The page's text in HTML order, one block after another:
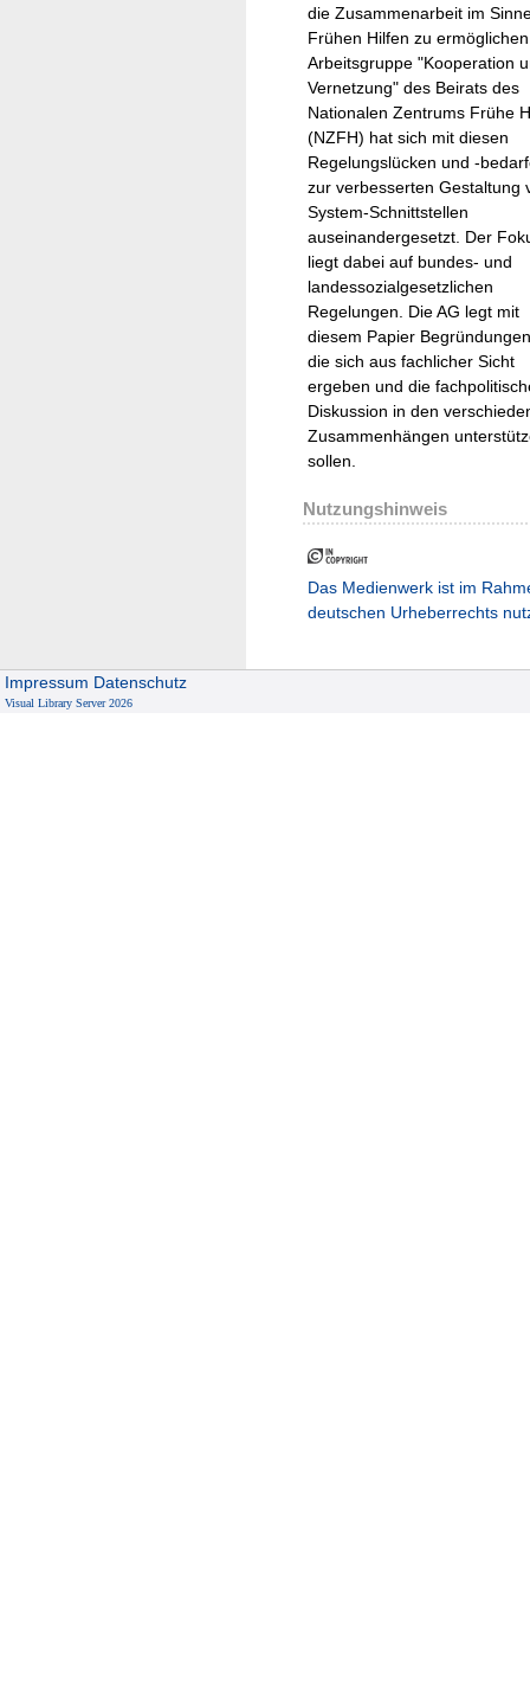
die Zusammenarbeit im
Frühen Hilfen zu
Arbeitsgruppe "Kooperation
Vernetzung" des Beirats des
Nationalen Zentrums Frühe
(NZFH) hat sich mit diesen
Regelungslücken und -
zur verbesserten Gestaltung
System-Schnittstellen
auseinandergesetzt. Der
liegt dabei auf bundes- und
landessozialgesetzlichen
Regelungen. Die AG legt mit
diesem Papier
die sich aus fachlicher Sicht
ergeben und die
Diskussion in den
Zusammenhängen
sollen.
Nutzungshinweis
Das Medienwerk ist im
deutschen Urheberrechts
Impressum Datenschutz
Visual Library Server 2026